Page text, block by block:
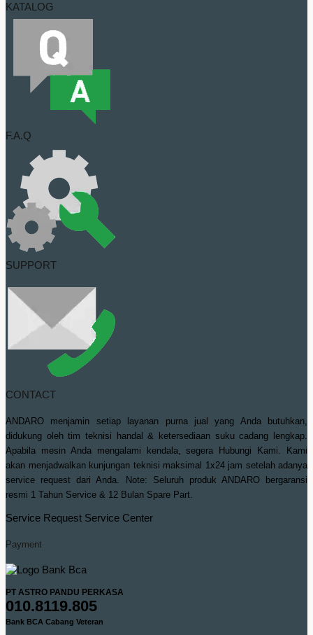
KATALOG
F.A.Q
SUPPORT
CONTACT
ANDARO menjamin setiap layanan purna jual yang Anda butuhkan,
didukung oleh tim teknisi handal & ketersediaan suku cadang lengkap.
Apabila mesin Anda mengalami kendala, segera Hubungi Kami. Kami
akan menjadwalkan kunjungan teknisi maksimal 1x24 jam setelah adanya
service request dari Anda. Note: Seluruh produk ANDARO bergaransi
resmi 1 Tahun Service & 12 Bulan Spare Part.
Service Request Service Center
Payment
PT ASTRO PANDU PERKASA
010.8119.805
Bank BCA Cabang Veteran